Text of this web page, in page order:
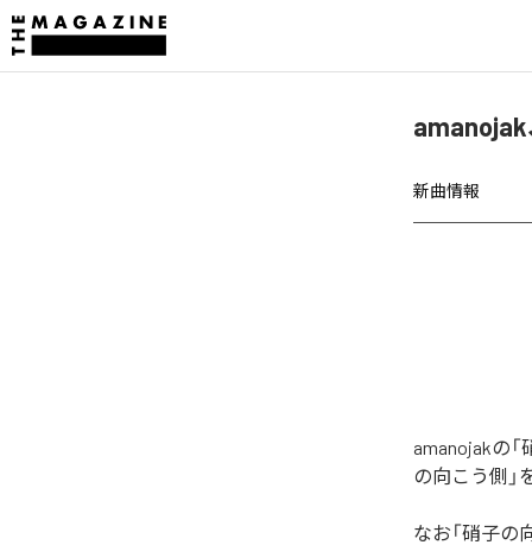
amanojak
新曲情報
amanojakの
の向こう側」
なお「硝子の